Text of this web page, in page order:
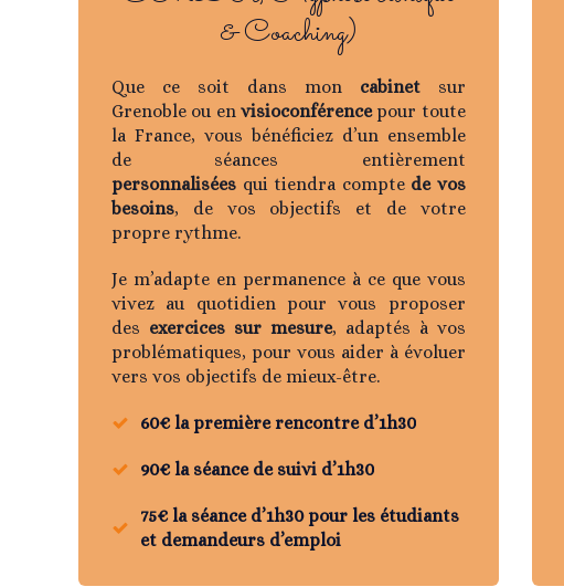
& Coaching)
Que ce soit dans mon cabinetsur
Grenoble ou envisioconférencepour toute
la France, vous bénéficiez d’un ensemble
de séances entièrement
personnalisées qui tiendra compte de vos
besoins, de vos objectifs et de votre
propre rythme.
Je m’adapte en permanence à ce que vous
vivez au quotidien pour vous proposer
des exercices sur mesure, adaptés à vos
problématiques, pour vous aider à évoluer
vers vos objectifs de mieux-être.
60€ la première rencontre d’1h30
90€ la séance de suivi d’1h30
75€ la séance d’1h30 pour les étudiants
et demandeurs d’emploi